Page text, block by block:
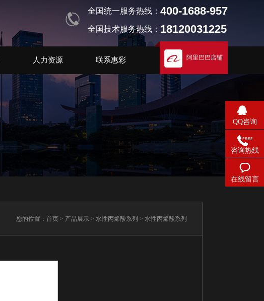
全国统一服务热线： 400-1688-957
全国技术服务热线： 18120031225
人力资源 联系惠彩 阿里巴巴店铺
您的位置： 首页 > 产品展示 > 水性丙烯酸系列 > 水性丙烯酸系列
QQ咨询
咨询热线
在线留言